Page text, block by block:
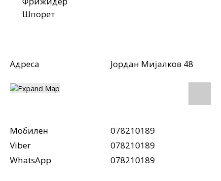
Шпорет
Адреса Јордан Мијалков 48
Мобилен
078210189
Viber
078210189
WhatsApp
078210189